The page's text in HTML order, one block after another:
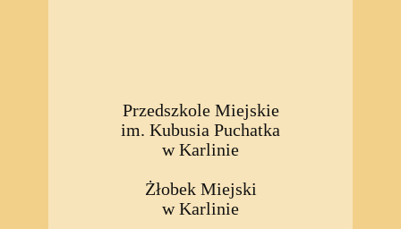
Przedszkole Miejskie
im. Kubusia Puchatka
w Karlinie
Żłobek Miejski
w Karlinie